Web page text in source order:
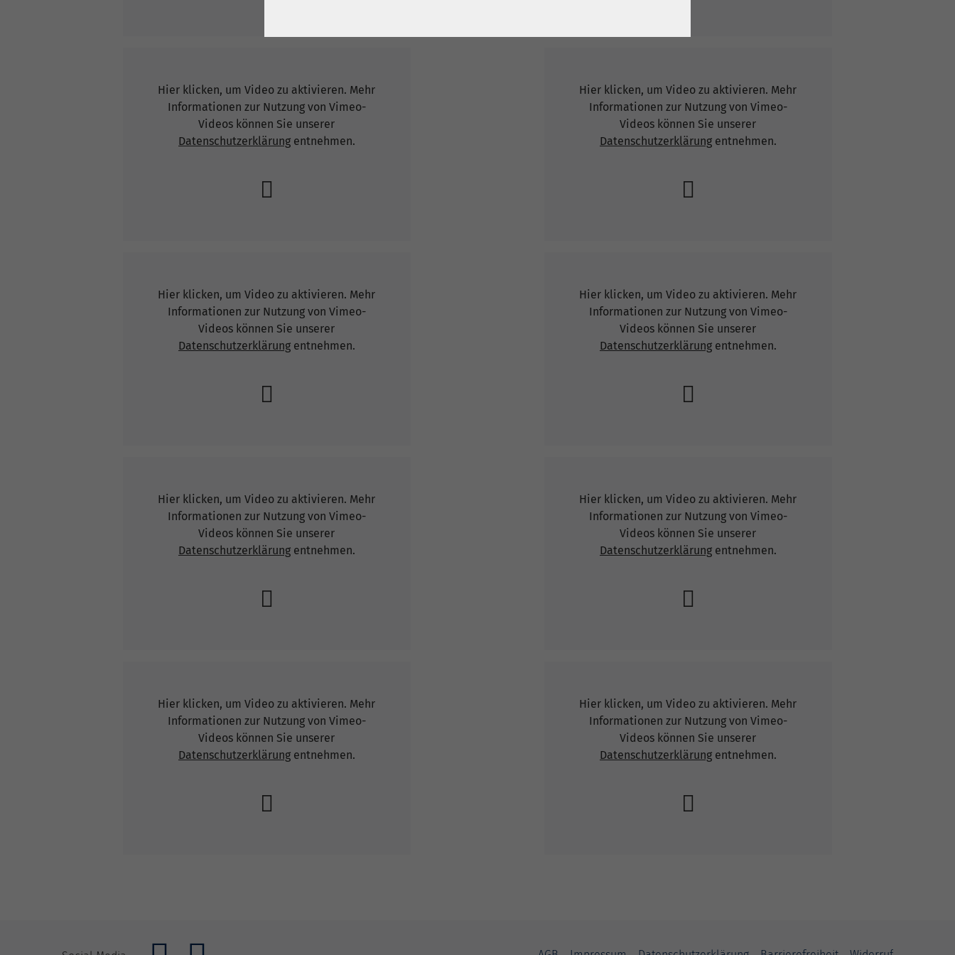
Hier klicken, um Video zu aktivieren. Mehr
Informationen zur Nutzung von Vimeo-
Videos können Sie unserer
Datenschutzerklärungentnehmen.
Hier klicken, um Video zu aktivieren. Mehr
Informationen zur Nutzung von Vimeo-
Videos können Sie unserer
Datenschutzerklärungentnehmen.
Hier klicken, um Video zu aktivieren. Mehr
Informationen zur Nutzung von Vimeo-
Videos können Sie unserer
Datenschutzerklärungentnehmen.
Hier klicken, um Video zu aktivieren. Mehr
Informationen zur Nutzung von Vimeo-
Videos können Sie unserer
Datenschutzerklärungentnehmen.
Hier klicken, um Video zu aktivieren. Mehr
Informationen zur Nutzung von Vimeo-
Videos können Sie unserer
Datenschutzerklärungentnehmen.
Hier klicken, um Video zu aktivieren. Mehr
Informationen zur Nutzung von Vimeo-
Videos können Sie unserer
Datenschutzerklärungentnehmen.
Hier klicken, um Video zu aktivieren. Mehr
Informationen zur Nutzung von Vimeo-
Videos können Sie unserer
Datenschutzerklärungentnehmen.
Hier klicken, um Video zu aktivieren. Mehr
Informationen zur Nutzung von Vimeo-
Videos können Sie unserer
Datenschutzerklärungentnehmen.